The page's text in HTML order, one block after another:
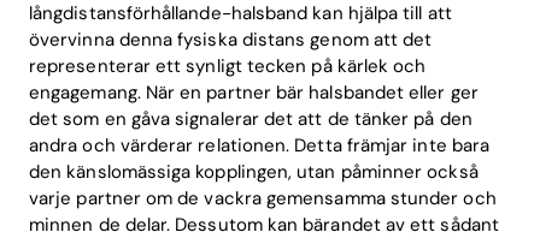
långdistansförhållande-halsband kan hjälpa till att
övervinna denna fysiska distans genom att det
representerar ett synligt tecken på kärlek och
engagemang. När en partner bär halsbandet eller ger
det som en gåva signalerar det att de tänker på den
andra och värderar relationen. Detta främjar inte bara
den känslomässiga kopplingen, utan påminner också
varje partner om de vackra gemensamma stunder och
minnen de delar. Dessutom kan bärandet av ett sådant